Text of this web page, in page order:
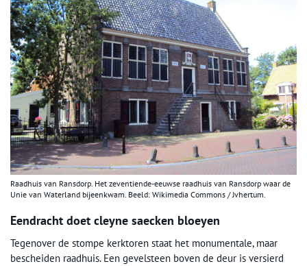
Raadhuis van Ransdorp. Het zeventiende-eeuwse raadhuis van Ransdorp waar de
Unie van Waterland bijeenkwam. Beeld: Wikimedia Commons / Jvhertum.
Eendracht doet cleyne saecken bloeyen
Tegenover de stompe kerktoren staat het monumentale, maar
bescheiden raadhuis. Een gevelsteen boven de deur is versierd